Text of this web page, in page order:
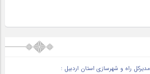
مدیرکل راه و شهرسازی استان اردبیل :